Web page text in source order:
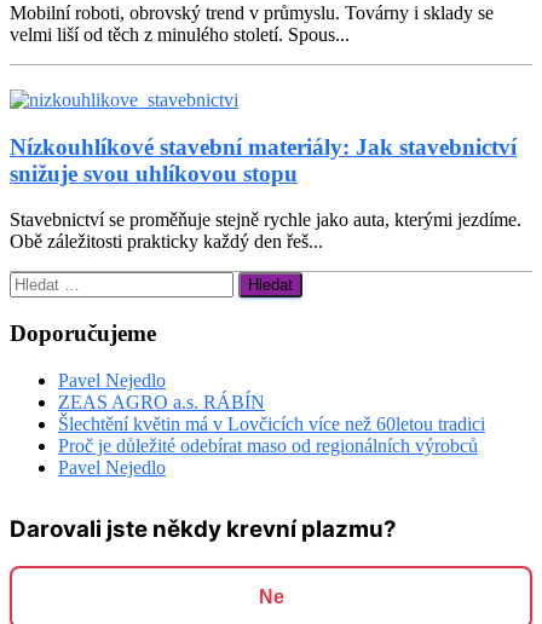
Mobilní roboti, obrovský trend v průmyslu. Továrny i sklady se
velmi liší od těch z minulého století. Spous...
Nízkouhlíkové stavební materiály: Jak stavebnictví
snižuje svou uhlíkovou stopu
Stavebnictví se proměňuje stejně rychle jako auta, kterými jezdíme.
Obě záležitosti prakticky každý den řeš...
Vyhledávání
Doporučujeme
Pavel Nejedlo
ZEAS AGRO a.s. RÁBÍN
Šlechtění květin má v Lovčicích více než 60letou tradici
Proč je důležité odebírat maso od regionálních výrobců
Pavel Nejedlo
Darovali jste někdy krevní plazmu?
Ne